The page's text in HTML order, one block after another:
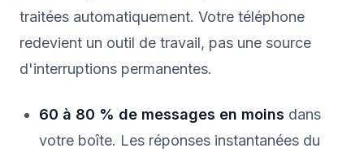
traitées automatiquement. Votre téléphone
redevient un outil de travail, pas une source
d'interruptions permanentes.
60 à 80 % de messages en moins dans
votre boîte. Les réponses instantanées du